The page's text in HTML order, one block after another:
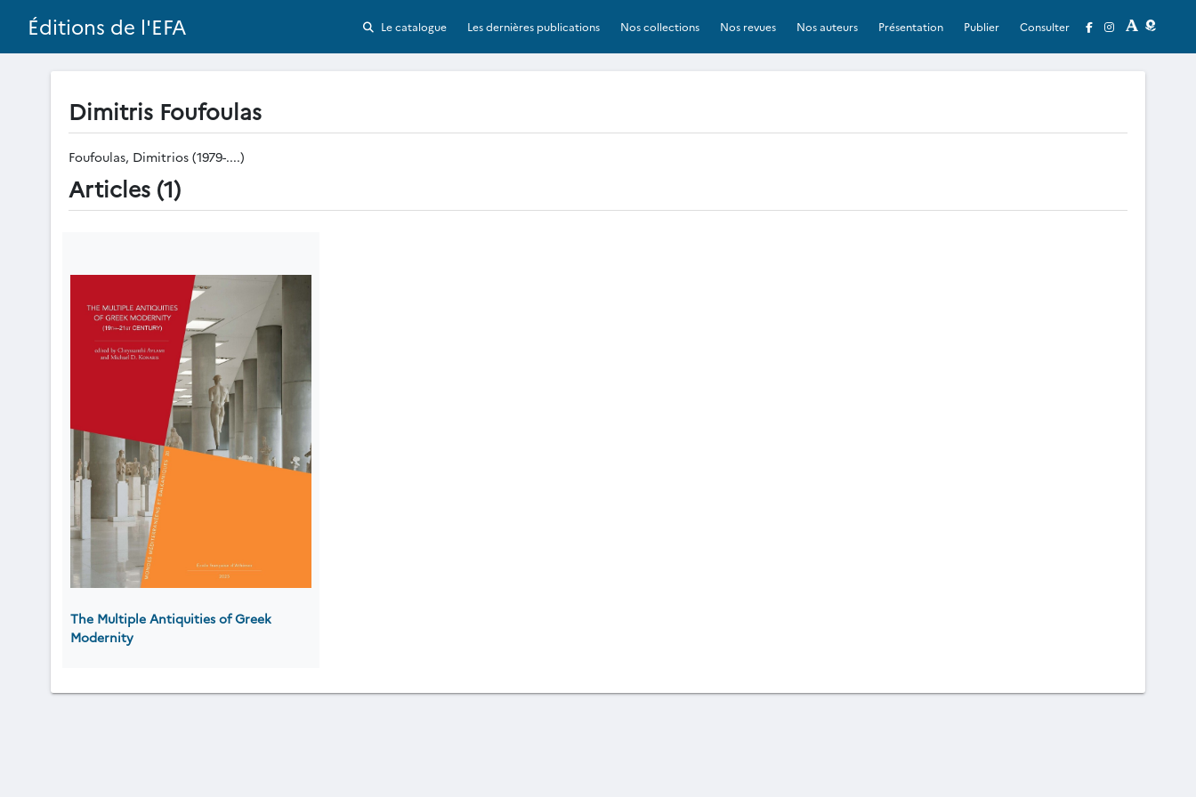
Éditions de l'EFA Le catalogue Les dernières publications Nos collections Nos revues Nos auteurs Présentation Publier Consulter
Dimitris Foufoulas
Foufoulas, Dimitrios (1979-....)
Articles (1)
The Multiple Antiquities of Greek
Modernity